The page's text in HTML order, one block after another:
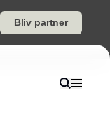
Bliv partner